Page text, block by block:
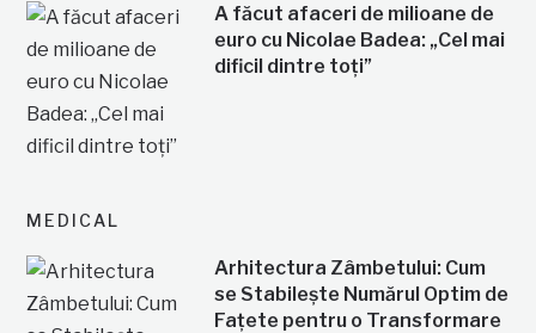
A făcut afaceri de milioane de
euro cu Nicolae Badea: „Cel mai
dificil dintre toți”
MEDICAL
Arhitectura Zâmbetului: Cum
se Stabilește Numărul Optim de
Fațete pentru o Transformare